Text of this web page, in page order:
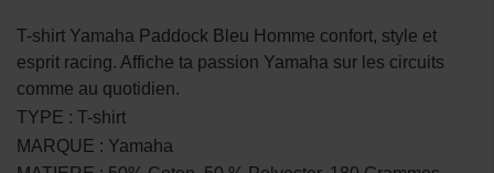
T-shirt Yamaha Paddock Bleu Homme confort, style et
esprit racing. Affiche ta passion Yamaha sur les circuits
comme au quotidien.
TYPE : T-shirt
MARQUE : Yamaha